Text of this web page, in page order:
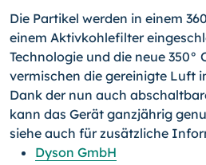
Die Partikel werden in einem
einem Aktivkohlefilter
Technologie und die neue 350°
vermischen die gereinigte Luft
Dank der nun auch
kann das Gerät ganzjährig
siehe auch für zusätzliche
Dyson GmbH